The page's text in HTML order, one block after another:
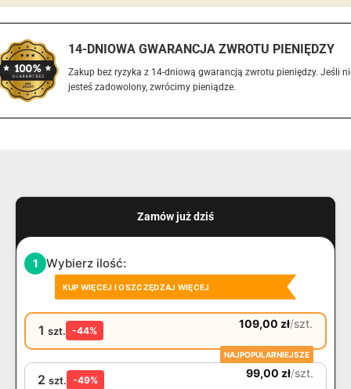
14-DNIOWA GWARANCJA ZWROTU PIENIĘDZY
Zakup bez ryzyka z 14-dniową gwarancją zwrotu pieniędzy. Jeśli
jesteś zadowolony, zwrócimy pieniądze.
Zamów już dziś
1 Wybierz ilość:
KUP WIĘCEJ I OSZCZĘDZAJ WIĘCEJ
1 szt. -44%
109,00 zł/szt.
NAJPOPULARNIEJSZE
2 szt. -49%
99,00 zł/szt.